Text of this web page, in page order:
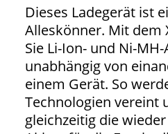
Dieses Ladegerät ist
Alleskönner. Mit dem
Sie Li-Ion- und Ni-
unabhängig von
einem Gerät. So
Technologien vereint
gleichzeitig die